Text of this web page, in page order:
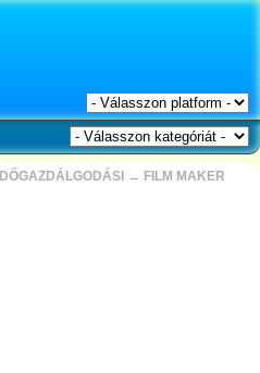
IDŐGAZDÁLGODÁSI → FILM MAKER